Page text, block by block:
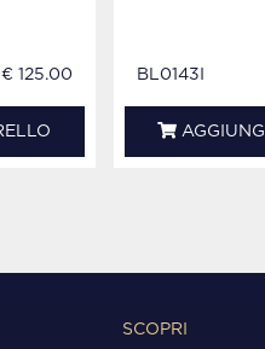
€ 125.00 BL0143I
SCOPRI